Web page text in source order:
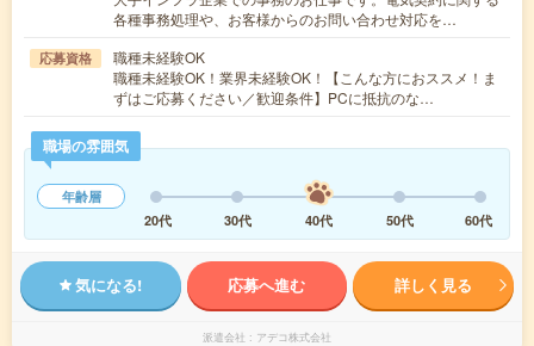
各種事務処理や、お客様からのお問い合わせ対応を…
応募資格
職種未経験OK
職種未経験OK！業界未経験OK！【こんな方におススメ！ま
ずはご応募ください／歓迎条件】PCに抵抗のな…
職場の雰囲気
年齢層
20代
30代 40代 50代 60代
気になる! 応募へ進む 詳しく見る
派遣会社 アデコ株式会社